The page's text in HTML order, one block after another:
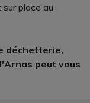
place au
déchetterie,
peut vous